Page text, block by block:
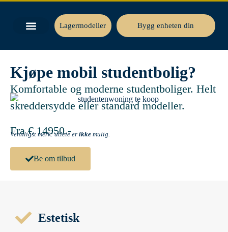
Lagermodeller Bygg enheten din
Kjøpe mobil studentbolig?
Komfortable og moderne studentboliger. Helt
skreddersydde eller standard modeller.
Fra € 14950.-
Vennligst merk: utleie er ikke mulig.
Be om tilbud
Estetisk